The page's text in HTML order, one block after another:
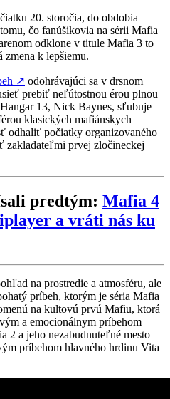
20. storočia, do obdobia
čo fanúšikovia na sérii Mafia
odklone v titule Mafia 3 to
zmena k lepšiemu.
↗ odohrávajúci sa v drsnom
prebiť neľútostnou érou plnou
13, Nick Baynes, sľubuje
klasických mafiánskych
odhaliť počiatky organizovaného
zakladateľmi prvej zločineckej
predtým: Mafia 4
a vráti nás ku
na prostredie a atmosféru, ale
príbeh, ktorým je séria Mafia
na kultovú prvú Mafiu, ktorá
a emocionálnym príbehom
2 a jeho nezabudnuteľné mesto
príbehom hlavného hrdinu Vita